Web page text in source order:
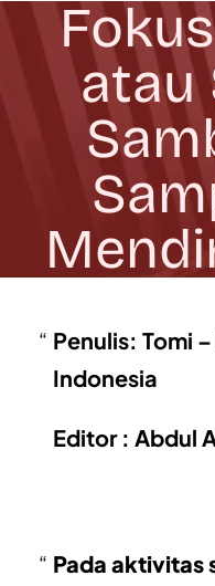
atau
Penulis: Tomi
Indonesia
Editor : Abdul
Pada